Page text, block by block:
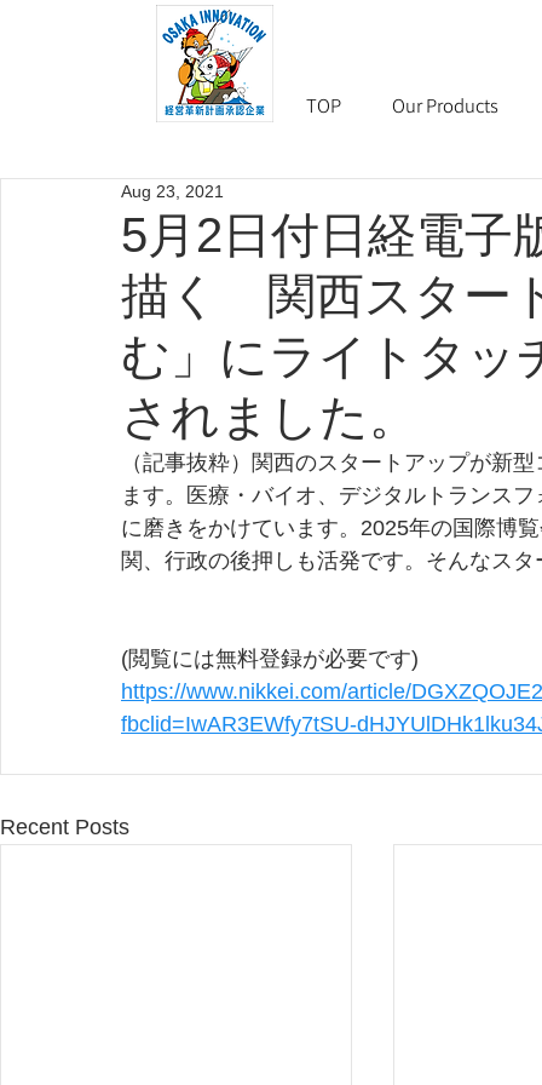
TOP Our Products
5月2日付日経電子
描く 関西スター
む」にライトタッ
されました。
Aug 23, 2021
（記事抜粋）関西のスタートアップが新
ます。医療・バイオ、デジタルトランス
に磨きをかけています。2025年の国際博
関、行政の後押しも活発です。そんなス
(閲覧には無料登録が必要です)
https://www.nikkei.com/article/
fbclid=IwAR3EWfy7tSU-
Recent Posts